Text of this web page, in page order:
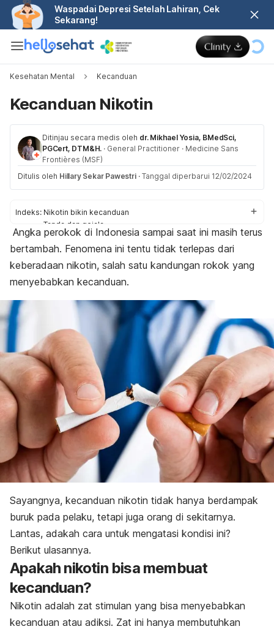
Waspadai Depresi Setelah Lahiran, Cek
Sekarang!
Kesehatan Mental Kecanduan
Kecanduan Nikotin
Ditinjau secara medis oleh dr. Mikhael Yosia, BMedSci,
PGCert, DTM&H. · General Practitioner · Medicine Sans
Frontières (MSF)
Ditulis oleh Hillary Sekar Pawestri · Tanggal diperbarui 12/02/2024
Indeks: Nikotin bikin kecanduan
Tanda dan gejala
Penyebab
Faktor risiko
Komplikasi
Cara menghentikan
Angka perokok di Indonesia sampai saat ini masih terus
bertambah. Fenomena ini tentu tidak terlepas dari
keberadaan nikotin, salah satu kandungan rokok yang
menyebabkan kecanduan.
Sayangnya, kecanduan nikotin tidak hanya berdampak
buruk pada pelaku, tetapi juga orang di sekitarnya.
Lantas, adakah cara untuk mengatasi kondisi ini?
Berikut ulasannya.
Apakah nikotin bisa membuat
kecanduan?
Nikotin adalah zat stimulan yang bisa menyebabkan
kecanduan atau adiksi. Zat ini hanya membutuhkan